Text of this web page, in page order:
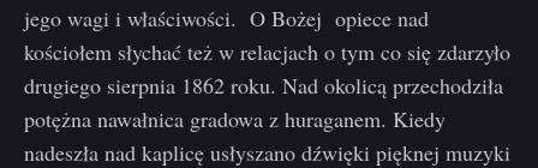
jego wagi i właściwości. O Bożej opiece nad
kościołem słychać też w relacjach o tym co się zdarzyło
drugiego sierpnia 1862 roku. Nad okolicą przechodziła
potężna nawałnica gradowa z huraganem. Kiedy
nadeszła nad kaplicę usłyszano dźwięki pięknej muzyki